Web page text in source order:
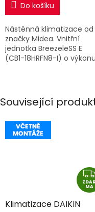
Související
ZDAR
MA
Klimatizace DAIKIN
Do košíku
Nástěnná klimatizace od
značky Midea. Vnitřní
jednotka BreezeleSS E
(CB1-18HRFN8-I) o výkonu